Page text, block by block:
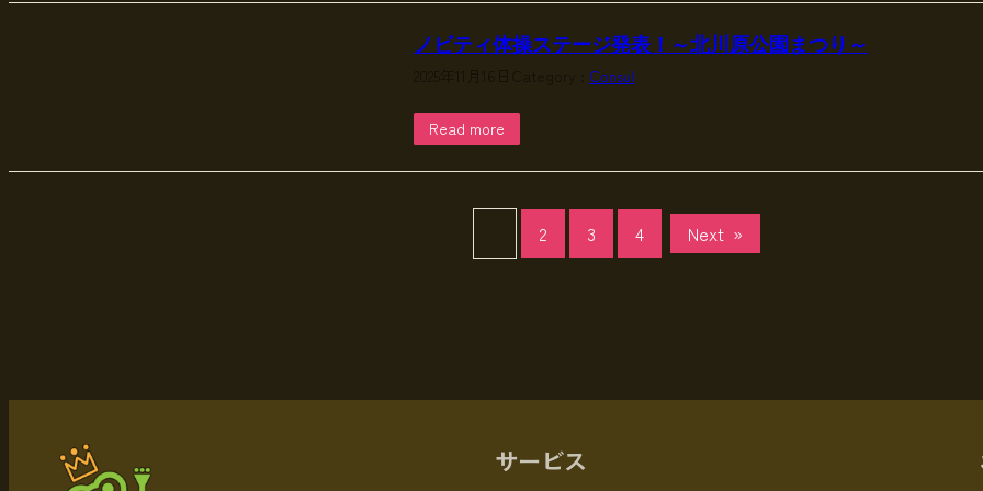
ノビティ体操ステージ発表！～北川原公園まつり～
Consul
Read more
2 3 4 Next »
サービス